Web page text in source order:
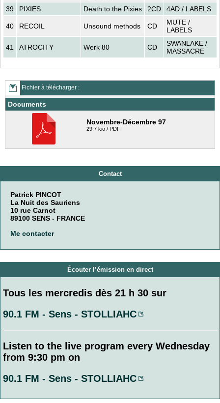
39 PIXIES Death to the Pixies 2CD 4AD / LABELS
40 RECOIL Unsound methods CD
MUTE /
LABELS
41 ATROCITY Werk 80 CD
SWANLAKE /
MASSACRE
Fichier à télécharger :
Documents
Novembre-Décembre 97
29.7 kio / PDF
Contact
Patrick PINCOT
La Nuit des Sauriens
10 rue Carnot
89100 SENS - FRANCE
Me contacter
Écouter l’émission en direct
Tous les mercredis dès 21 h 30 sur
90.1 FM - Sens - STOLLIAHC
Listen to the live program every Wednesday
from 9:30 pm on
90.1 FM - Sens - STOLLIAHC